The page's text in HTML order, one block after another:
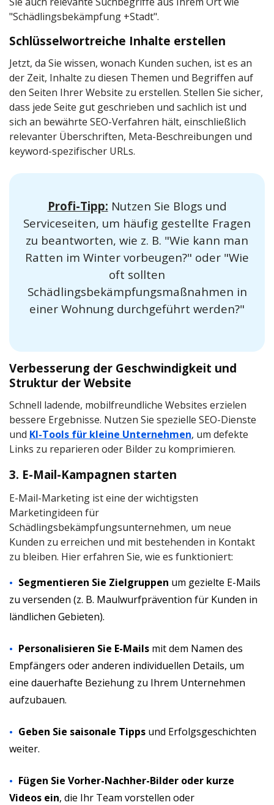
"Schädlingsbekämpfung +Stadt".
Schlüsselwortreiche Inhalte erstellen
Jetzt, da Sie wissen, wonach Kunden suchen, ist es an
der Zeit, Inhalte zu diesen Themen und Begriffen auf
den Seiten Ihrer Website zu erstellen. Stellen Sie sicher,
dass jede Seite gut geschrieben und sachlich ist und
sich an bewährte SEO-Verfahren hält, einschließlich
relevanter Überschriften, Meta-Beschreibungen und
keyword-spezifischer URLs.
Profi-Tipp: Nutzen Sie Blogs und
Serviceseiten, um häufig gestellte Fragen
zu beantworten, wie z. B. "Wie kann man
Ratten im Winter vorbeugen?" oder "Wie
oft sollten
Schädlingsbekämpfungsmaßnahmen in
einer Wohnung durchgeführt werden?"
Verbesserung der Geschwindigkeit und
Struktur der Website
Schnell ladende, mobilfreundliche Websites erzielen
bessere Ergebnisse. Nutzen Sie spezielle SEO-Dienste
und KI-Tools für kleine Unternehmen, um defekte
Links zu reparieren oder Bilder zu komprimieren.
3. E-Mail-Kampagnen starten
E-Mail-Marketing ist eine der wichtigsten
Marketingideen für
Schädlingsbekämpfungsunternehmen, um neue
Kunden zu erreichen und mit bestehenden in Kontakt
zu bleiben. Hier erfahren Sie, wie es funktioniert:
Segmentieren Sie Zielgruppen um gezielte E-Mails
zu versenden (z. B. Maulwurfprävention für Kunden in
ländlichen Gebieten).
Personalisieren Sie E-Mails mit dem Namen des
Empfängers oder anderen individuellen Details, um
eine dauerhafte Beziehung zu Ihrem Unternehmen
aufzubauen.
Geben Sie saisonale Tipps und Erfolgsgeschichten
weiter.
Fügen Sie Vorher-Nachher-Bilder oder kurze
Videos ein, die Ihr Team vorstellen oder